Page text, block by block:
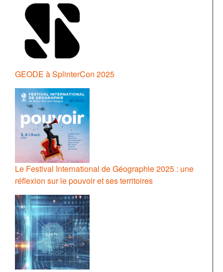
GEODE à SplinterCon 2025
Le Festival International de Géographie 2025 : une
réflexion sur le pouvoir et ses territoires